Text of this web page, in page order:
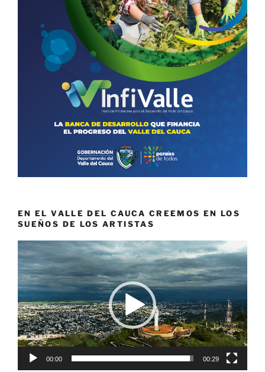
EN EL VALLE DEL CAUCA CREEMOS EN LOS
SUEÑOS DE LOS ARTISTAS
Reproductor
de
vídeo
00:00 00:29